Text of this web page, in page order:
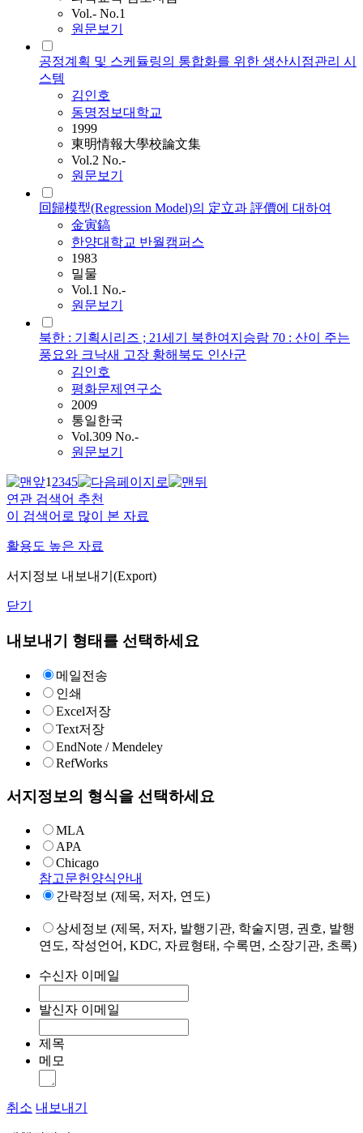
Vol.- No.1
원문보기
공정계획 및 스케듈링의 통합화를 위한 생산시점관리 시
스템
김인호
동명정보대학교
1999
東明情報大學校論文集
Vol.2 No.-
원문보기
回歸模型(Regression Model)의 定立과 評價에 대하여
金寅鎬
한양대학교 반월캠퍼스
1983
밀물
Vol.1 No.-
원문보기
북한 : 기획시리즈 ; 21세기 북한여지승람 70 : 산이 주는
풍요와 크낙새 고장 황해북도 인산군
김인호
평화문제연구소
2009
통일한국
Vol.309 No.-
원문보기
12345
연관 검색어 추천
이 검색어로 많이 본 자료
활용도 높은 자료
서지정보 내보내기(Export)
닫기
내보내기 형태를 선택하세요
메일전송
인쇄
Excel저장
Text저장
EndNote / Mendeley
RefWorks
서지정보의 형식을 선택하세요
MLA
APA
Chicago
참고문헌양식안내
간략정보 (제목, 저자, 연도)
상세정보 (제목, 저자, 발행기관, 학술지명, 권호, 발행
연도, 작성언어, KDC, 자료형태, 수록면, 소장기관, 초록)
수신자 이메일
발신자 이메일
제목
메모
취소 내보내기